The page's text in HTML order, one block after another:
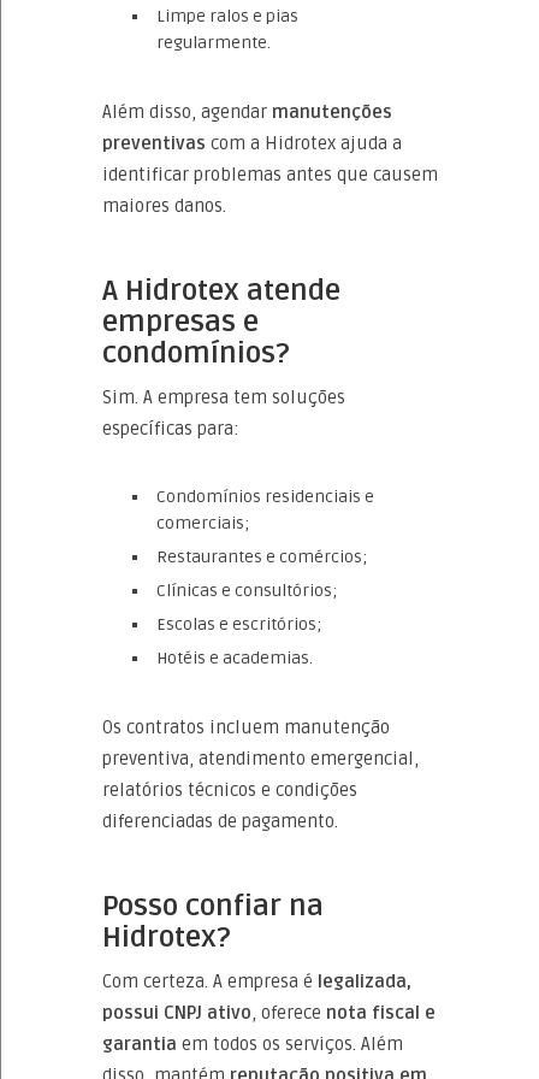
Limpe ralos e pias
regularmente.
Além disso, agendar manutenções
preventivas com a Hidrotex ajuda a
identificar problemas antes que causem
maiores danos.
A Hidrotex atende
empresas e
condomínios?
Sim. A empresa tem soluções
específicas para:
Condomínios residenciais e
comerciais;
Restaurantes e comércios;
Clínicas e consultórios;
Escolas e escritórios;
Hotéis e academias.
Os contratos incluem manutenção
preventiva, atendimento emergencial,
relatórios técnicos e condições
diferenciadas de pagamento.
Posso confiar na
Hidrotex?
Com certeza. A empresa é legalizada,
possui CNPJ ativo, oferece nota fiscal e
garantia em todos os serviços. Além